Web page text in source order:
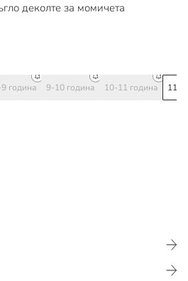
деколте за момичета
година 9-10 година 10-11 година 11-